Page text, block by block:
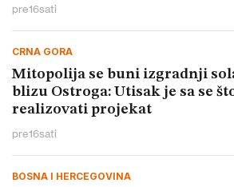
pre16sati
CRNA GORA
Mitopolija se buni izgradnji
blizu Ostroga: Utisak je sa se
realizovati projekat
pre16sati
BOSNA I HERCEGOVINA